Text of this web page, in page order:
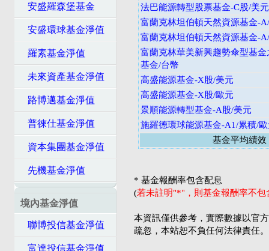
安盛羅森堡基金
安盛環球基金淨值
羅素基金淨值
未來資產基金淨值
路博邁基金淨值
普徠仕基金淨值
資本集團基金淨值
先機基金淨值
境內基金淨值
聯博投信基金淨值
富達投信基金淨值
法巴能源轉型股票基金-C股/美元
富蘭克林坦伯頓天然資源基金-
富蘭克林坦伯頓天然資源基金-
富蘭克林華美新興趨勢傘型基
基金/台幣
高盛能源基金-X股/美元
高盛能源基金-X股/歐元
景順能源轉型基金-A股/美元
施羅德環球能源基金-A1/累積/
基金平均績效
* 基金報酬率包含配息
(若未註明"*"，則基金報酬率不
本資訊僅供參考，實際數據以官
疏忽，本站恕不負任何法律責任。